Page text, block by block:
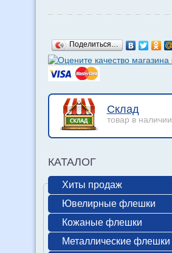
Поделиться…
Склад
товар в наличии
КАТАЛОГ
Хиты продаж
Ювелирные флешки
Кожаные флешки
Металлические флешки